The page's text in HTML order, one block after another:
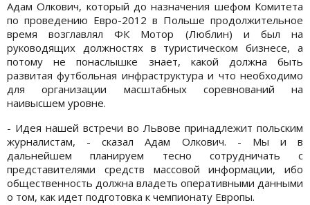
Адам Олкович, который до назначения шефом Комитета
по проведению Евро-2012 в Польше продолжительное
время возглавлял ФК Мотор (Люблин) и был на
руководящих должностях в туристическом бизнесе, а
потому не понаслышке знает, какой должна быть
развитая футбольная инфраструктура и что необходимо
для организации масштабных соревнований на
наивысшем уровне.
- Идея нашей встречи во Львове принадлежит польским
журналистам, - сказал Адам Олкович. - Мы и в
дальнейшем планируем тесно сотрудничать с
представителями средств массовой информации, ибо
общественность должна владеть оперативными данными
о том, как идет подготовка к чемпионату Европы.